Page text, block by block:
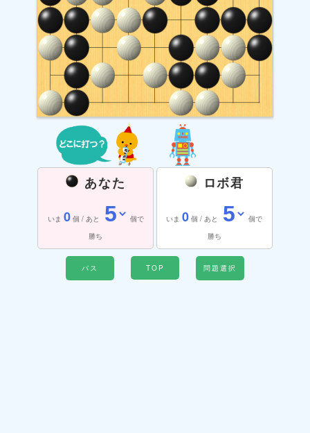
あなた
いま 0個 / あと
個で
勝ち
ロボ君
いま0 個 / あと
個で
勝ち